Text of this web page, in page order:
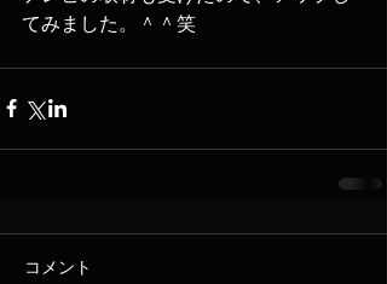
てみました。＾＾笑
コメント